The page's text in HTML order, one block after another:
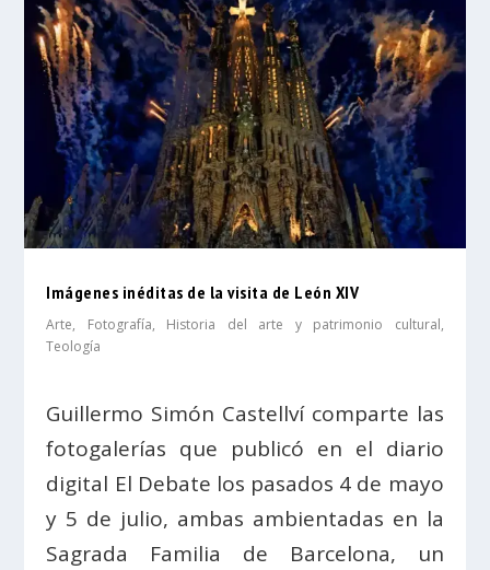
Imágenes inéditas de la visita de León XIV
Arte, Fotografía, Historia del arte y patrimonio cultural,
Teología
Guillermo Simón Castellví comparte las
fotogalerías que publicó en el diario
digital El Debate los pasados 4 de mayo
y 5 de julio, ambas ambientadas en la
Sagrada Familia de Barcelona, un